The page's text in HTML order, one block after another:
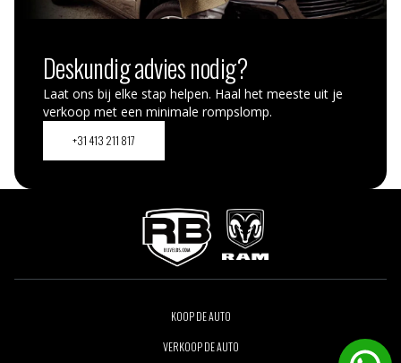
Deskundig advies nodig?
Laat ons bij elke stap helpen. Haal het meeste uit je
verkoop met een minimale rompslomp.
+31 413 211 817
KOOP DE AUTO
VERKOOP DE AUTO